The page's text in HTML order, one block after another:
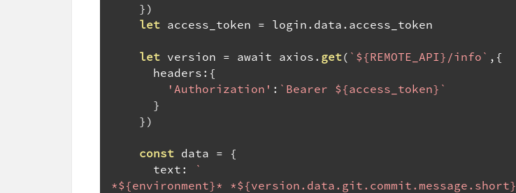
})
let access_token = login . data . access_token
let version = await axios . get( `${REMOTE_API}/info` ,{
      headers
:{
'Authorization' : `Bearer ${access_token}`
}
})
const data =
{
      text
:
`
*${environment}* *${version.data.git.commit.message.short}